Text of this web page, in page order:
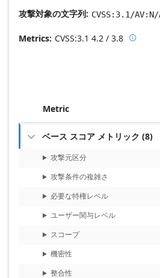
攻撃対象の文字列
CVSS:3.1/
Metrics CVSS:3.1 4.2 / 3.8 Base
Metric
 ベース スコア メトリック (8)
攻撃元区分
攻撃条件の複雑さ
必要な特権レベル
ユーザー関与レベル
スコープ
機密性
整合性